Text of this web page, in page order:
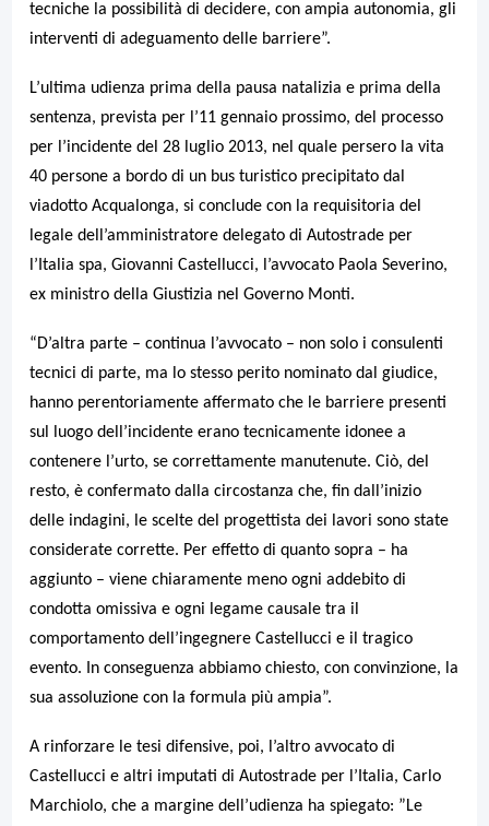
tecniche la possibilità di decidere, con ampia autonomia, gli
interventi di adeguamento delle barriere”.
L’ultima udienza prima della pausa natalizia e prima della
sentenza, prevista per l’11 gennaio prossimo, del processo
per l’incidente del 28 luglio 2013, nel quale persero la vita
40 persone a bordo di un bus turistico precipitato dal
viadotto Acqualonga, si conclude con la requisitoria del
legale dell’amministratore delegato di Autostrade per
l’Italia spa, Giovanni Castellucci, l’avvocato Paola Severino,
ex ministro della Giustizia nel Governo Monti.
“D’altra parte – continua l’avvocato – non solo i consulenti
tecnici di parte, ma lo stesso perito nominato dal giudice,
hanno perentoriamente affermato che le barriere presenti
sul luogo dell’incidente erano tecnicamente idonee a
contenere l’urto, se correttamente manutenute. Ciò, del
resto, è confermato dalla circostanza che, fin dall’inizio
delle indagini, le scelte del progettista dei lavori sono state
considerate corrette. Per effetto di quanto sopra – ha
aggiunto – viene chiaramente meno ogni addebito di
condotta omissiva e ogni legame causale tra il
comportamento dell’ingegnere Castellucci e il tragico
evento. In conseguenza abbiamo chiesto, con convinzione, la
sua assoluzione con la formula più ampia”.
A rinforzare le tesi difensive, poi, l’altro avvocato di
Castellucci e altri imputati di Autostrade per l’Italia, Carlo
Marchiolo, che a margine dell’udienza ha spiegato: ”Le